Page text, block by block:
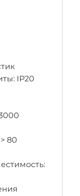
IP20
80